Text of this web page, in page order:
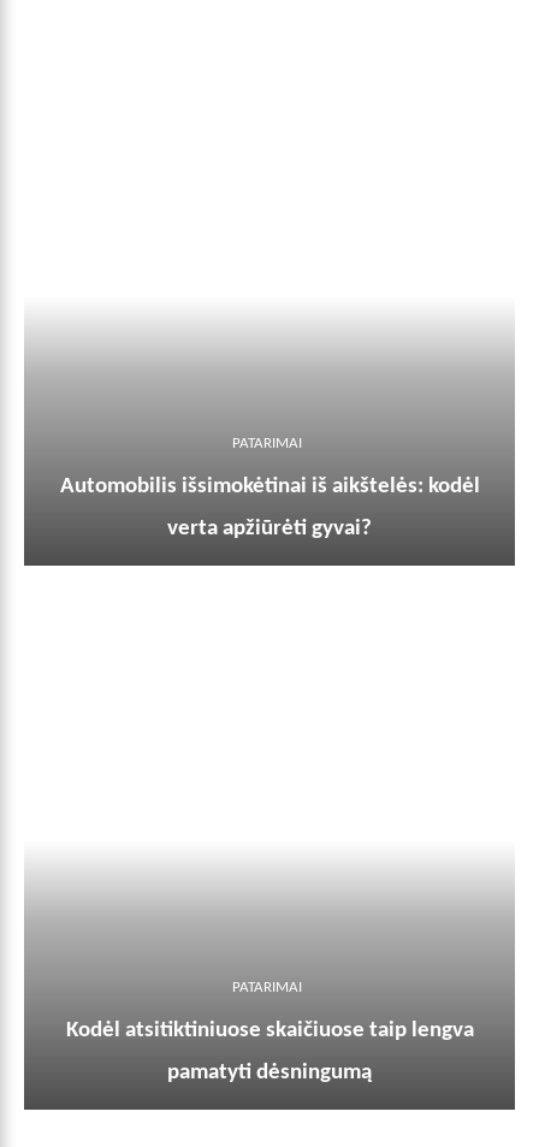
PATARIMAI
Automobilis išsimokėtinai iš aikštelės: kodėl
verta apžiūrėti gyvai?
PATARIMAI
Kodėl atsitiktiniuose skaičiuose taip lengva
pamatyti dėsningumą